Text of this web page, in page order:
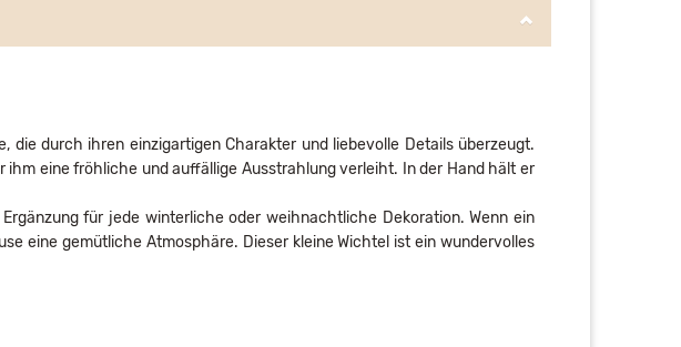
durch ihren einzigartigen Charakter und liebevolle Details überzeugt.
eine fröhliche und auffällige Ausstrahlung verleiht. In der Hand hält er
für jede winterliche oder weihnachtliche Dekoration. Wenn ein
eine gemütliche Atmosphäre. Dieser kleine Wichtel ist ein wundervolles